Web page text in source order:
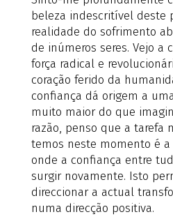
beleza indescritível deste
realidade do sofrimento
de inúmeros seres. Vejo a
força radical e
coração ferido da
confiança dá origem a
muito maior do que
razão, penso que a tarefa
temos neste momento é
onde a confiança entre
surgir novamente. Isto
direccionar a actual
numa direcção positiva.